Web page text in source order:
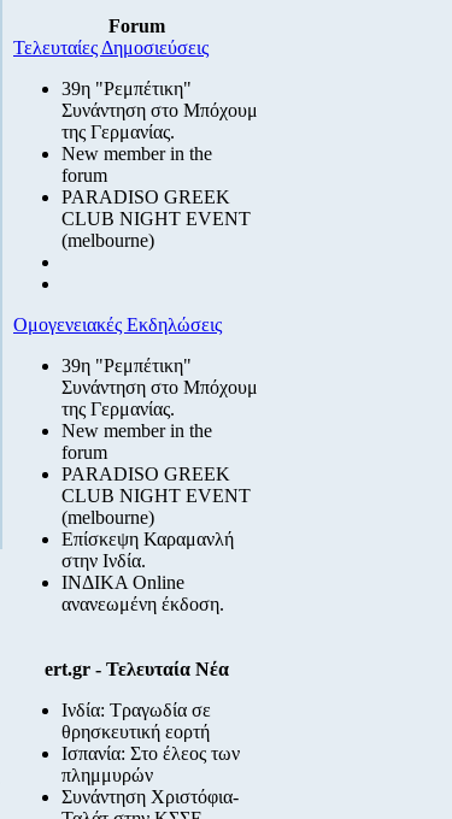
Forum
Τελευταίες Δημοσιεύσεις
39η "Ρεμπέτικη"
Συνάντηση στο Μπόχουμ
της Γερμανίας.
New member in the
forum
PARADISO GREEK
CLUB NIGHT EVENT
(melbourne)
Ομογενειακές Εκδηλώσεις
39η "Ρεμπέτικη"
Συνάντηση στο Μπόχουμ
της Γερμανίας.
New member in the
forum
PARADISO GREEK
CLUB NIGHT EVENT
(melbourne)
Επίσκεψη Καραμανλή
στην Ινδία.
ΙΝΔΙΚΑ Online
ανανεωμένη έκδοση.
ert.gr - Τελευταία Νέα
Ινδία: Τραγωδία σε
θρησκευτική εορτή
Ισπανία: Στο έλεος των
πλημμυρών
Συνάντηση Χριστόφια-